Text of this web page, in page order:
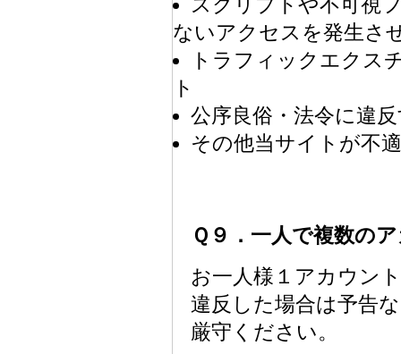
スクリプトや不可視
ないアクセスを発生さ
トラフィックエクス
ト
公序良俗・法令に違
その他当サイトが不
Ｑ９．一人で複数の
お一人様１アカウン
違反した場合は予告
厳守ください。